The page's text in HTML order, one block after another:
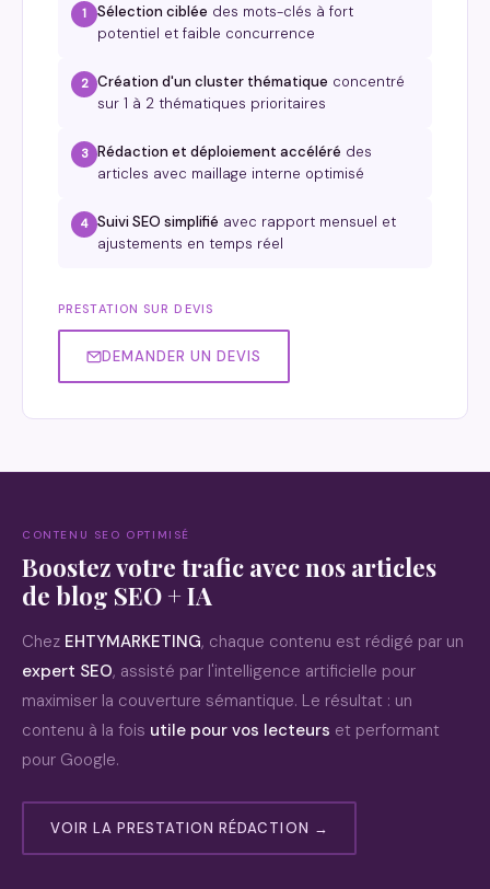
1 Sélection ciblée des mots-clés à fort
potentiel et faible concurrence
2 Création d'un cluster thématique concentré
sur 1 à 2 thématiques prioritaires
3 Rédaction et déploiement accéléré des
articles avec maillage interne optimisé
4 Suivi SEO simplifié avec rapport mensuel et
ajustements en temps réel
PRESTATION SUR DEVIS
DEMANDER UN DEVIS
CONTENU SEO OPTIMISÉ
Boostez votre trafic avec nos articles
de blog SEO + IA
Chez EHTYMARKETING, chaque contenu est rédigé par un
expert SEO, assisté par l'intelligence artificielle pour
maximiser la couverture sémantique. Le résultat : un
contenu à la fois utile pour vos lecteurs et performant
pour Google.
VOIR LA PRESTATION RÉDACTION →